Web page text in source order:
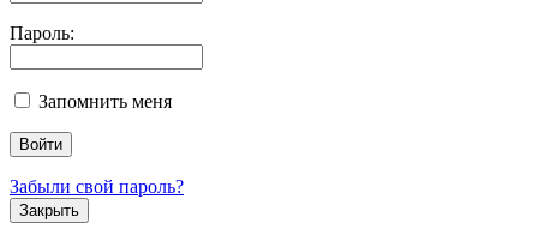
Пароль:
Запомнить меня
Забыли свой пароль?
Закрыть